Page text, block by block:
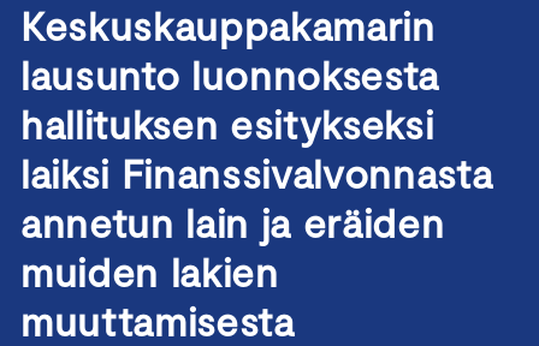
Keskuskauppakamarin
lausunto luonnoksesta
hallituksen esitykseksi
laiksi Finanssivalvonnasta
annetun lain ja eräiden
muiden lakien
muuttamisesta